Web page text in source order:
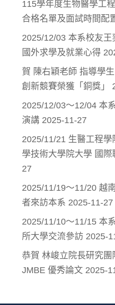
115學年度生物醫學工
合格名單及面試時間配
2025/12/03 本系校友
國外求學及就業心得
賀 陳右穎老師 指導學
創新競賽榮獲「銅獎」
2025/12/03～12/04 本
演講 2025-11-27
2025/11/21 生醫工程
學技術大學院大學 國際
27
2025/11/19～11/20 越
者來訪本系 2025-11-27
2025/11/10～11/15 本
所大學交流參訪 2025-
恭賀 林峻立院長研究團
JMBE 優秀論文 2025-